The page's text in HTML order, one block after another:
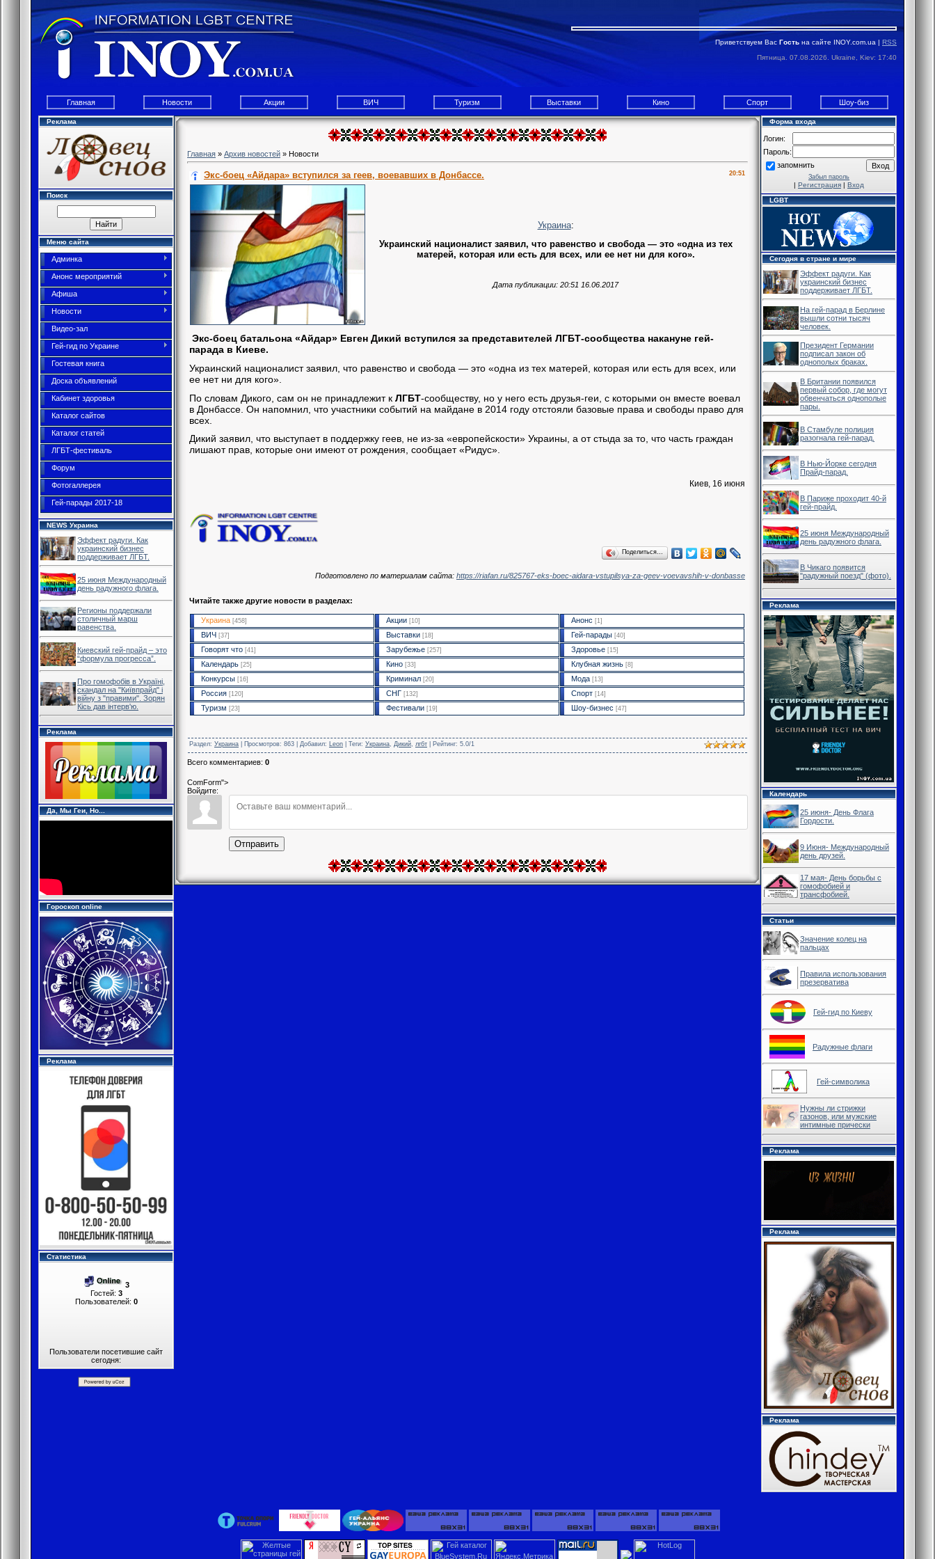
Приветствуем Вас Гость на сайте INOY.com.ua | RSS
Пятница. 07.08.2026. Ukraine, Kiev: 17:40
Главная Новости Акции ВИЧ Туризм Выставки Кино Спорт Шоу-биз
Реклама
Поиск
Меню сайта
Админка
Анонс мероприятий
Афиша
Новости
Видео-зал
Гей-гид по Украине
Гостевая книга
Доска объявлений
Кабинет здоровья
Каталог сайтов
Каталог статей
ЛГБТ-фестиваль
Форум
Фотогаллерея
Гей-парады 2017-18
NEWS Украина
Эффект радуги. Как
украинский бизнес
поддерживает ЛГБТ.
25 июня Международный
день радужного флага.
Регионы поддержали
столичный марш
равенства.
Киевский гей-прайд – это
“формула прогресса”.
Про гомофобів в Україні,
скандал на "Київпрайд" і
війну з "правими". Зорян
Кісь дав інтерв'ю.
Реклама
Да, Мы Геи, Но...
Гороскоп online
Реклама
Статистика
3
Гостей: 3
Пользователей: 0
Пользователи посетившие сайт
сегодня:
Главная » Архив новостей » Новости
20:51
Экс-боец «Айдара» вступился за геев, воевавших в Донбассе.
Украина:
Украинский националист заявил, что равенство и свобода — это «одна из тех
матерей, которая или есть для всех, или ее нет ни для кого».
Дата публикации: 20:51 16.06.2017
Экс-боец батальона «Айдар» Евген Дикий вступился за представителей ЛГБТ-сообщества накануне гей-
парада в Киеве.
Украинский националист заявил, что равенство и свобода — это «одна из тех матерей, которая или есть для всех, или
ее нет ни для кого».
По словам Дикого, сам он не принадлежит к ЛГБТ-сообществу, но у него есть друзья-геи, с которыми он вместе воевал
в Донбассе. Он напомнил, что участники событий на майдане в 2014 году отстояли базовые права и свободы право для
всех.
Дикий заявил, что выступает в поддержку геев, не из-за «европейскости» Украины, а от стыда за то, что часть граждан
лишают прав, которые они имеют от рождения, сообщает «Ридус».
Киев, 16 июня
Поделиться…
Подготовлено по материалам сайта: https://riafan.ru/825767-eks-boec-aidara-vstupilsya-za-geev-voevavshih-v-donbasse
Читайте также другие новости в разделах:
Украина [458] Акции [10] Анонс [1]
ВИЧ [37] Выставки [18] Гей-парады [40]
Говорят что [41] Зарубежье [257] Здоровье [15]
Календарь [25] Кино [33] Клубная жизнь [8]
Конкурсы [16] Криминал [20] Мода [13]
Россия [120] СНГ [132] Спорт [14]
Туризм [23] Фестивали [19] Шоу-бизнес [47]
Раздел: Украина Просмотров: 863 | Добавил: Leon Теги: Украина Дикий лгбт Рейтинг: 5.0/1
Всего комментариев: 0
ComForm">
Войдите:
Отправить
Форма входа
Логин:
Пароль:
запомнить
Забыл пароль
| Регистрация | Вход
LGBT
Сегодня в стране и мире
Эффект радуги. Как
украинский бизнес
поддерживает ЛГБТ.
На гей-парад в Берлине
вышли сотни тысяч
человек.
Президент Германии
подписал закон об
однополых браках.
В Британии появился
первый собор, где могут
обвенчаться однополые
пары.
В Стамбуле полиция
разогнала гей-парад.
В Нью-Йорке сегодня
Прайд-парад.
В Париже проходит 40-й
гей-прайд.
25 июня Международный
день радужного флага.
В Чикаго появится
"радужный поезд" (фото).
Реклама
Календарь
25 июня- День Флага
Гордости.
9 Июня- Международный
день друзей.
17 мая- День борьбы с
гомофобией и
трансфобией.
Статьи
Значение колец на
пальцах
Правила использования
презерватива
Гей-гид по Киеву
Радужные флаги
Гей-символика
Нужны ли стрижки
газонов, или мужские
интимные прически
Реклама
Реклама
Реклама